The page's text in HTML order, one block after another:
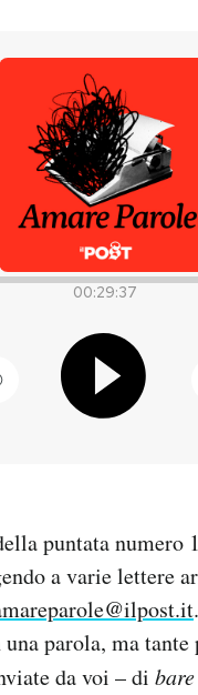
00:29:37
puntata numero
a varie lettere
una parola, ma
da voi – di